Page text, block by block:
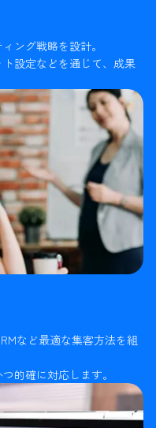
ング戦略を設計。
設定などを通じて、成果
など最適な集客方法を組
的確に対応します。